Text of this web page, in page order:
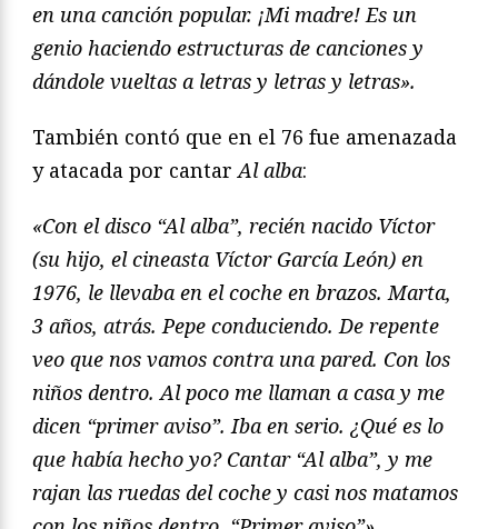
en una canción popular. ¡Mi madre! Es un
genio haciendo estructuras de canciones y
dándole vueltas a letras y letras y letras».
También contó que en el 76 fue amenazada
y atacada por cantarAl alba:
«Con el disco “Al alba”, recién nacido Víctor
(su hijo, el cineasta Víctor García León) en
1976, le llevaba en el coche en brazos. Marta,
3 años, atrás. Pepe conduciendo. De repente
veo que nos vamos contra una pared. Con los
niños dentro. Al poco me llaman a casa y me
dicen “primer aviso”. Iba en serio. ¿Qué es lo
que había hecho yo? Cantar “Al alba”, y me
rajan las ruedas del coche y casi nos matamos